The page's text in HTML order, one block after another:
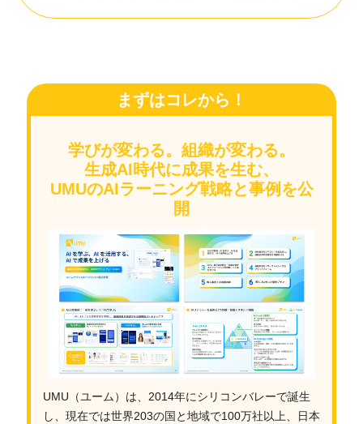
まずはコレから！
学びが変わる。組織が変わる。
生成AI時代に成果を生む、
UMUのAIラーニング戦略と事例を公
開
UMU（ユーム）は、2014年にシリコンバレーで誕生
し、現在では世界203の国と地域で100万社以上、日本